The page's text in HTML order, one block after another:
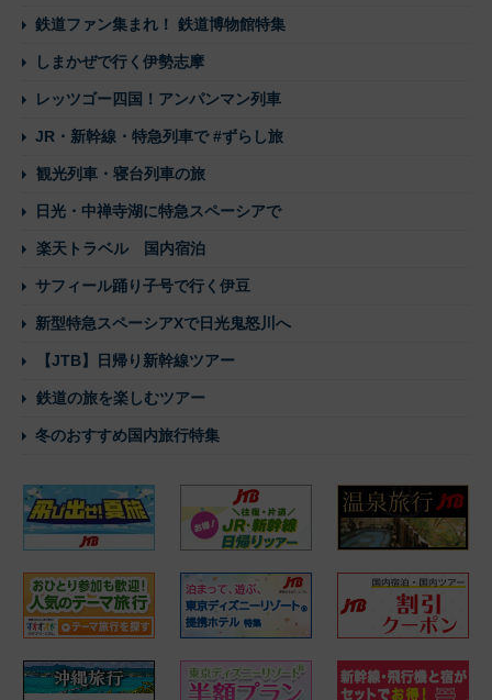
鉄道ファン集まれ！ 鉄道博物館特集
しまかぜで行く伊勢志摩
レッツゴー四国！アンパンマン列車
JR・新幹線・特急列車で #ずらし旅
観光列車・寝台列車の旅
日光・中禅寺湖に特急スペーシアで
楽天トラベル 国内宿泊
サフィール踊り子号で行く伊豆
新型特急スペーシアXで日光鬼怒川へ
【JTB】日帰り新幹線ツアー
鉄道の旅を楽しむツアー
冬のおすすめ国内旅行特集